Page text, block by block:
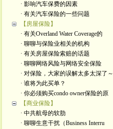
· 影响汽车保费的因素
· 有关汽车保险的一些问题
【房屋保险】
· 有关Overland Water Coverage的
· 聊聊与保险业相关的机构
· 有关房屋保险索赔的话题
· 聊聊网络风险与网络安全保险
· 对保险，大家的误解太多太深了～
· 谁将为此买单？
· 你必须购买condo owner保险的原
【商业保险】
· 中共航母的软肋
· 聊聊生意干扰（Business Interru